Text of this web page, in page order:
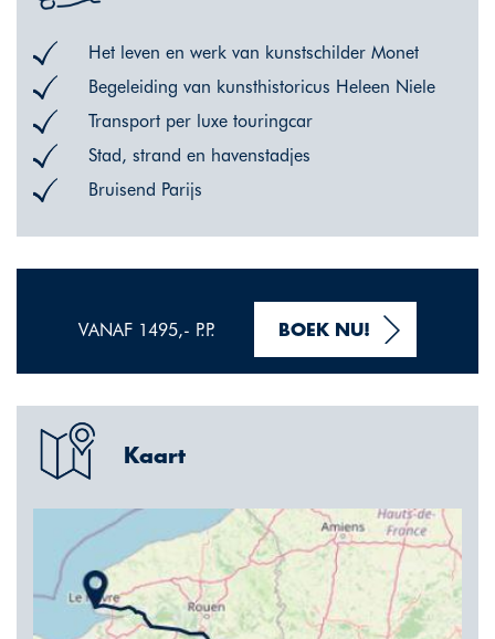
Het leven en werk van kunstschilder Monet
Begeleiding van kunsthistoricus Heleen Niele
Transport per luxe touringcar
Stad, strand en havenstadjes
Bruisend Parijs
VANAF 1495,- P.P. BOEK NU!
Kaart